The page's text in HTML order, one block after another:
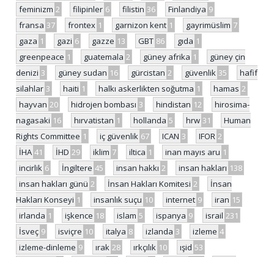
feminizm 2 filipinler 6 filistin 36 Finlandiya 9
fransa 37 frontex 1 garnizon kent 1 gayrimüslim 7
gaza 1 gazi 6 gazze 13 GBT 86 gıda 1
greenpeace 1 guatemala 2 güney afrika 1
güney çin
denizi 3 güney sudan 16 gürcistan 2 güvenlik 35
hafif
silahlar 3 haiti 1 halkı askerlikten soğutma 1 hamas 2
hayvan 20 hidrojen bombası 3 hindistan 12
hirosima-
nagasaki 16 hırvatistan 1 hollanda 5 hrw 31
Human
Rights Committee 1 iç güvenlik 67 ICAN 3 IFOR 2
İHA 41 İHD 29 iklim 7 iltica 1 inan mayıs aru 1
incirlik 6 İngiltere 45 insan hakkı 2 insan hakları 138
insan hakları günü 2 İnsan Hakları Komitesi 2
İnsan
Hakları Konseyi 1 insanlık suçu 10 internet 9 iran 15
irlanda 1 işkence 18 islam 5 ispanya 9 israil 231
İsveç 9 isviçre 10 italya 8 izlanda 3 izleme 4
izleme-dinleme 9 ırak 28 ırkçılık 10 ışid 53